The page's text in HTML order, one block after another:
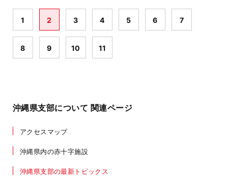
1 2 3 4 5 6 7
8 9 10 11
沖縄県支部について 関連ページ
アクセスマップ
沖縄県内の赤十字施設
沖縄県支部の最新トピックス